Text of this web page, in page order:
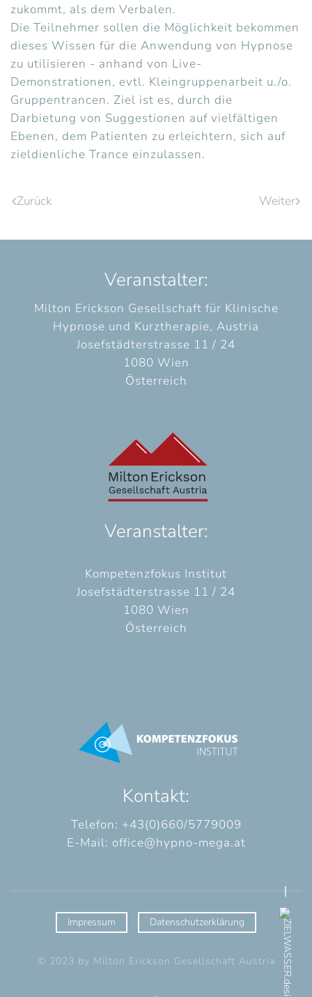
zukommt, als dem Verbalen.
Die Teilnehmer sollen die Möglichkeit bekommen
dieses Wissen für die Anwendung von Hypnose
zu utilisieren - anhand von Live-
Demonstrationen, evtl. Kleingruppenarbeit u./o.
Gruppentrancen. Ziel ist es, durch die
Darbietung von Suggestionen auf vielfältigen
Ebenen, dem Patienten zu erleichtern, sich auf
zieldienliche Trance einzulassen.
Zurück Weiter
Veranstalter:
Milton Erickson Gesellschaft für Klinische
Hypnose und Kurztherapie, Austria
Josefstädterstrasse 11 / 24
1080 Wien
Österreich
Veranstalter:
Kompetenzfokus Institut
Josefstädterstrasse 11 / 24
1080 Wien
Österreich
Kontakt:
Telefon: +43(0)660/5779009
E-Mail: office@hypno-mega.at
Impressum Datenschutzerklärung
© 2023 by Milton Erickson Gesellschaft Austria